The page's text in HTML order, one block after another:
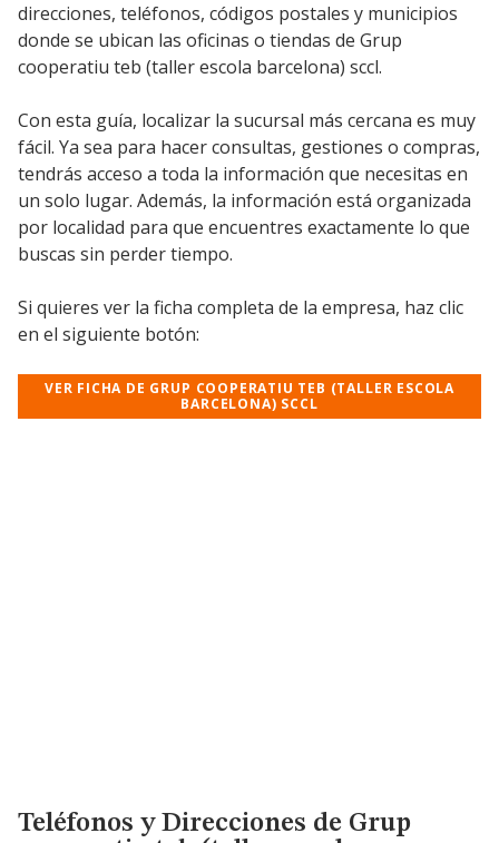
direcciones, teléfonos, códigos postales y municipios
donde se ubican las oficinas o tiendas de Grup
cooperatiu teb (taller escola barcelona) sccl.
Con esta guía, localizar la sucursal más cercana es muy
fácil. Ya sea para hacer consultas, gestiones o compras,
tendrás acceso a toda la información que necesitas en
un solo lugar. Además, la información está organizada
por localidad para que encuentres exactamente lo que
buscas sin perder tiempo.
Si quieres ver la ficha completa de la empresa, haz clic
en el siguiente botón:
VER FICHA DE GRUP COOPERATIU TEB (TALLER ESCOLA
BARCELONA) SCCL
Teléfonos y Direcciones de Grup